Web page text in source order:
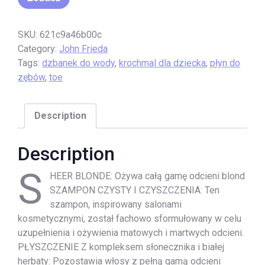
SKU: 621c9a46b00c
Category: John Frieda
Tags: dzbanek do wody, krochmal dla dziecka, płyn do
zębów, toe
Description
Description
S
HEER BLONDE: Ożywa całą gamę odcieni blond
SZAMPON CZYSTY I CZYSZCZENIA: Ten
szampon, inspirowany salonami
kosmetycznymi, został fachowo sformułowany w celu
uzupełnienia i ożywienia matowych i martwych odcieni.
PŁYSZCZENIE Z kompleksem słonecznika i białej
herbaty: Pozostawia włosy z pełną gamą odcieni